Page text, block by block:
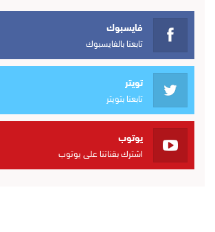
فايسبوك
تابعنا بالفايسبوك
تويتر
تابعنا بتويتر
يوتوب
اشترك بقناتنا على يوتوب